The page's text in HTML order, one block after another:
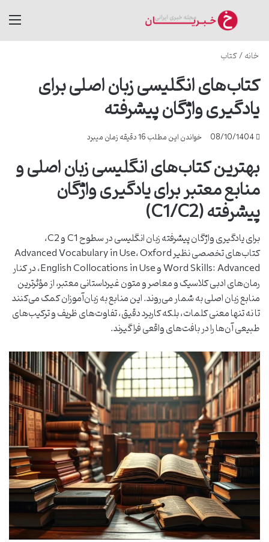
جستجو برای
خانه/کتاب
کتاب‌های انگلیسی زبان اصلی برای
یادگیری واژگان پیشرفته
08/10/1404 خواندن این مطلب 16 دقیقه زمان میبرد
بهترین کتاب‌های انگلیسی زبان اصلی و
منابع معتبر برای یادگیری واژگان
پیشرفته (C1/C2)
برای یادگیری واژگان پیشرفته زبان انگلیسی در سطوح C1 و C2،
کتاب‌های تخصصی نظیر Advanced Vocabulary in Use، Oxford
Word Skills: Advanced و English Collocations in Use، در کنار
رمان‌های ادبی کلاسیک و معاصر و متون غیرداستانی معتبر، از مؤثرترین
منابع زبان اصلی به شمار می‌روند. این منابع به زبان‌آموزان کمک می‌کنند
تا نه تنها معنی کلمات، بلکه کاربرد دقیق، تفاوت‌های ظریف و ترکیب‌های
طبیعی آن‌ها را در بافت‌های واقعی فرا گیرند.